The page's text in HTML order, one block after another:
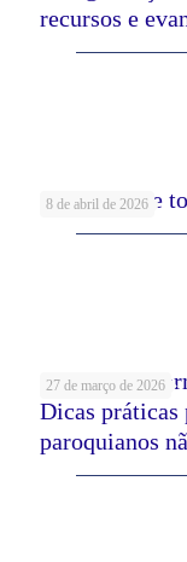
recursos e
8 de abril de 2026
5 Livros que
27 de março de 2026
Como
Dicas práticas
paroquianos